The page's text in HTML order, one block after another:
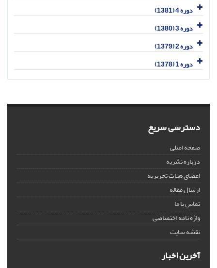
دوره 4 (1381)
دوره 3 (1380)
دوره 2 (1379)
دوره 1 (1378)
دسترسی سریع
صفحه اصلی
درباره نشریه
اعضای هیات تحریریه
ارسال مقاله
تماس با ما
واژه نامه اختصاصی
نقشه سایت
آخرین اخبار